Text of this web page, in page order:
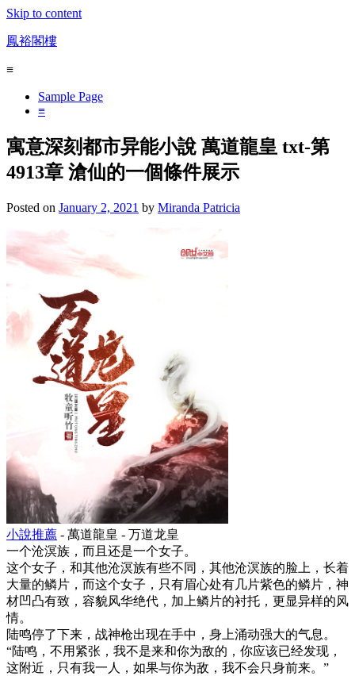
Skip to content
鳳裕閣樓
≡
Sample Page
≡
寓意深刻都市异能小說 萬道龍皇 txt-第
4913章 滄仙的一個條件展示
Posted on January 2, 2021 by Miranda Patricia
小說推薦 - 萬道龍皇 - 万道龙皇
一个沧溟族，而且还是一个女子。
这个女子，和其他沧溟族有些不同，其他沧溟族的脸上，长着
大量的鳞片，而这个女子，只有眉心处有几片紫色的鳞片，神
材凹凸有致，容貌风华绝代，加上鳞片的衬托，更显异样的风
情。
陆鸣停了下来，战神枪出现在手中，身上涌动强大的气息。
“陆鸣，不用紧张，我不是来和你为敌的，你应该已经发现，
这附近，只有我一人，如果与你为敌，我不会只身前来。”